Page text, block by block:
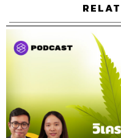
TAGS: ธนาธิป ศุภประดิษฐ์
The Standard
เคน นครินทร์
Health is the new